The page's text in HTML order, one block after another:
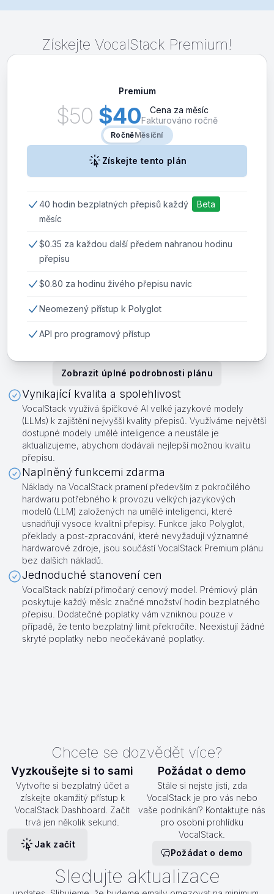
Vynikající kvalita a spolehlivost
VocalStack využívá špičkové AI velké jazykové modely
(LLMs) k zajištění nejvyšší kvality přepisů. Využíváme největší
dostupné modely umělé inteligence a neustále je
aktualizujeme, abychom dodávali nejlepší možnou kvalitu
přepisu.
Naplněný funkcemi zdarma
Náklady na VocalStack pramení především z pokročilého
hardwaru potřebného k provozu velkých jazykových
modelů (LLM) založených na umělé inteligenci, které
usnadňují vysoce kvalitní přepisy. Funkce jako Polyglot,
překlady a post-zpracování, které nevyžadují významné
hardwarové zdroje, jsou součástí VocalStack Premium plánu
bez dalších nákladů.
Jednoduché stanovení cen
VocalStack nabízí přímočarý cenový model. Prémiový plán
poskytuje každý měsíc značné množství hodin bezplatného
přepisu. Dodatečné poplatky vám vzniknou pouze v
případě, že tento bezplatný limit překročíte. Neexistují žádné
skryté poplatky nebo neočekávané poplatky.
Získejte VocalStack Premium!
Premium
$50 $40
Cena za měsíc
Fakturováno ročně
RočněMěsíční
Ročně
Získejte tento plán
40 hodin bezplatných přepisů každý
měsíc
$0.35 za každou další předem nahranou hodinu
přepisu
$0.80 za hodinu živého přepisu navíc
Neomezený přístup k Polyglot
API pro programový přístup
Zobrazit úplné podrobnosti plánu
Chcete se dozvědět více?
Vyzkoušejte si to sami
Vytvořte si bezplatný účet a
získejte okamžitý přístup k
VocalStack Dashboard. Začít
trvá jen několik sekund.
Jak začít
Požádat o demo
Stále si nejste jisti, zda
VocalStack je pro vás nebo
vaše podnikání? Kontaktujte nás
pro osobní prohlídku
VocalStack.
Požádat o demo
Sledujte aktualizace